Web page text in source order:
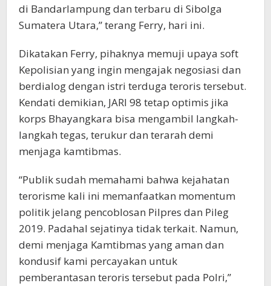
di Bandarlampung dan terbaru di Sibolga
Sumatera Utara,” terang Ferry, hari ini.
Dikatakan Ferry, pihaknya memuji upaya soft
Kepolisian yang ingin mengajak negosiasi dan
berdialog dengan istri terduga teroris tersebut.
Kendati demikian, JARI 98 tetap optimis jika
korps Bhayangkara bisa mengambil langkah-
langkah tegas, terukur dan terarah demi
menjaga kamtibmas.
“Publik sudah memahami bahwa kejahatan
terorisme kali ini memanfaatkan momentum
politik jelang pencoblosan Pilpres dan Pileg
2019. Padahal sejatinya tidak terkait. Namun,
demi menjaga Kamtibmas yang aman dan
kondusif kami percayakan untuk
pemberantasan teroris tersebut pada Polri,”